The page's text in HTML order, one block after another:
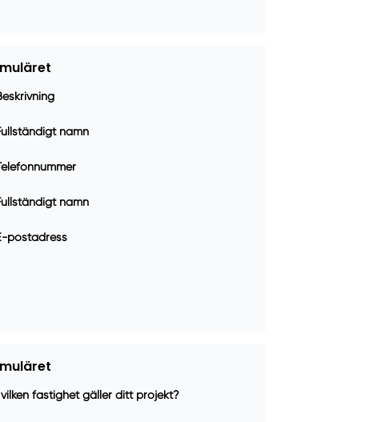
namn
namn
postadress
vilken fastighet gäller ditt projekt?